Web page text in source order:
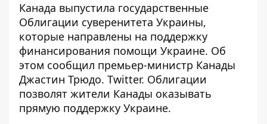
Канада выпустила государственные
Облигации суверенитета Украины,
которые направлены на поддержку
финансирования помощи Украине. Об
этом сообщил премьер-министр Канады
Джастин Трюдо. Twitter. Облигации
позволят жители Канады оказывать
прямую поддержку Украине.